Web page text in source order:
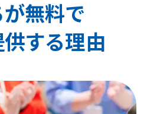
無料で
する理由